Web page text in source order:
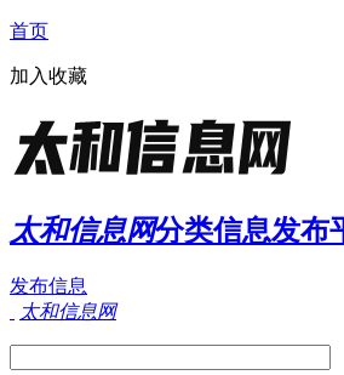
首页
加入收藏
太和信息网分类信息发布
发布信息
太和信息网